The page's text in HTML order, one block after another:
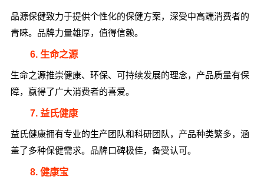
品源保健致力于提供个性化的保健方案，深受中高端消费者的
青睐。品牌力量雄厚，值得信赖。
6. 生命之源
生命之源推崇健康、环保、可持续发展的理念，产品质量有保
障，赢得了广大消费者的喜爱。
7. 益氏健康
益氏健康拥有专业的生产团队和科研团队，产品种类繁多，涵
盖了多种保健需求。品牌口碑极佳，备受认可。
8. 健康宝